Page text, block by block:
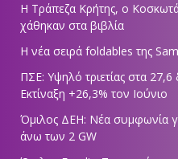
Η Τράπεζα Κρήτης, ο
χάθηκαν στα βιβλία
Η νέα σειρά foldables της
ΠΣΕ: Υψηλό τριετίας στα 27,6
Εκτίναξη +26,3% τον Ιούνιο
Όμιλος ΔΕΗ: Νέα συμφωνία
άνω των 2 GW